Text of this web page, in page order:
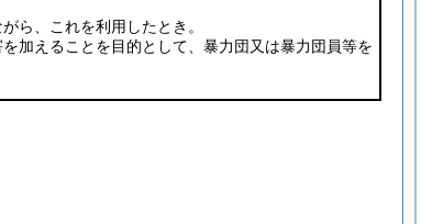
ら、これを利用したとき。
加えることを目的として、暴力団又は暴力団員等を